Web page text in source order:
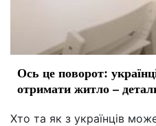
Ось це поворот:
отримати житло –
Хто та як з українців